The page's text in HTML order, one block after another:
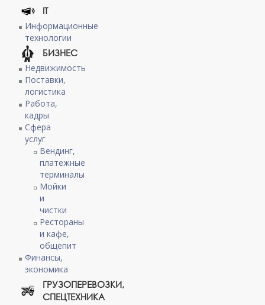
IT
Информационные
технологии
БИЗНЕС
Недвижимость
Поставки,
логистика
Работа,
кадры
Сфера
услуг
Вендинг,
платежные
терминалы
Мойки
и
чистки
Рестораны
и кафе,
общепит
Финансы,
экономика
ГРУЗОПЕРЕВОЗКИ,
СПЕЦТЕХНИКА